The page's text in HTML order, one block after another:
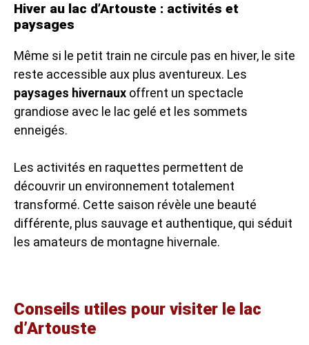
Hiver au lac d’Artouste : activités et
paysages
Même si le petit train ne circule pas en hiver, le site
reste accessible aux plus aventureux. Les
paysages hivernaux offrent un spectacle
grandiose avec le lac gelé et les sommets
enneigés.
Les activités en raquettes permettent de
découvrir un environnement totalement
transformé. Cette saison révèle une beauté
différente, plus sauvage et authentique, qui séduit
les amateurs de montagne hivernale.
Conseils utiles pour visiter le lac
d’Artouste